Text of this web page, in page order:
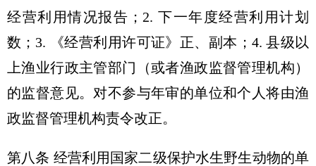
经营利用情况报告；2. 下一年度经营利用计划
数；3. 《经营利用许可证》正、副本；4. 县级以
上渔业行政主管部门（或者渔政监督管理机构）
的监督意见。对不参与年审的单位和个人将由渔
政监督管理机构责令改正。
第八条 经营利用国家二级保护水生野生动物的单